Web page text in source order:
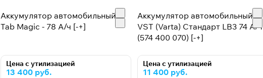
Аккумулятор автомобильный
Tab Magic - 78 А/ч [-+]
Цена с утилизацией
13 400 руб.
Аккумулятор автомобильный
VST (Varta) Стандарт LB3 74 А/ч
(574 400 070) [-+]
Цена с утилизацией
11 400 руб.